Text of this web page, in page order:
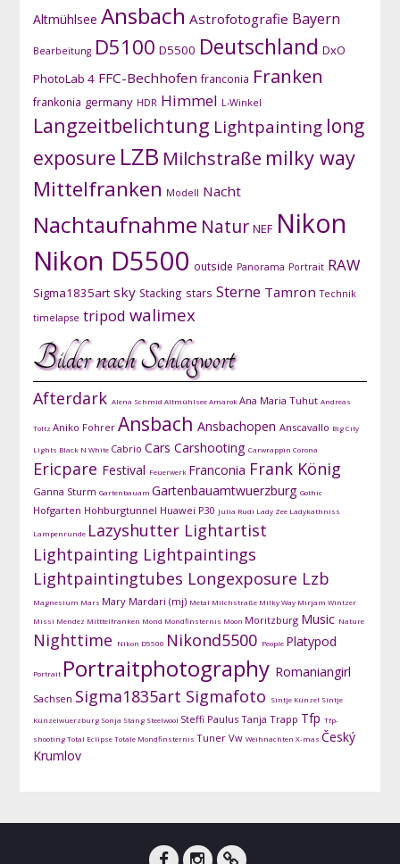
Altmühlsee Ansbach Astrofotografie Bayern
Bearbeitung D5100 D5500 Deutschland DxO
PhotoLab 4 FFC-Bechhofen franconia Franken
frankonia germany HDR Himmel L-Winkel
Langzeitbelichtung Lightpainting long
exposure LZB Milchstraße milky way
Mittelfranken Modell Nacht
Nachtaufnahme Natur NEF Nikon
Nikon D5500 outside Panorama Portrait RAW
Sigma1835art sky Stacking stars Sterne Tamron Technik
timelapse tripod walimex
Bilder nach Schlagwort
Afterdark Alena Schmid AltmühlseeAmarokAna Maria Tuhut Andreas
Toltz Aniko Fohrer Ansbach Ansbachopen Anscavallo Big City
Lights Black N White Cabrio Cars Carshooting Carwrappin Corona
Ericpare Festival Feuerwerk Franconia Frank König
Ganna Sturm Gartenbauam Gartenbauamtwuerzburg Gothic
Hofgarten Hohburgtunnel Huawei P30 Julia Rudi Lady Zee Ladykathniss
Lampenrunde Lazyshutter Lightartist
Lightpainting Lightpaintings
Lightpaintingtubes Longexposure Lzb
Magnesium Mars Mary Mardari (mj) Metal Milchstraße Milky Way Mirjam Wintzer
Missi Mendez Mitttelfranken Mond Mondfinsternis Moon Moritzburg Music Nature
Nighttime Nikon D5500 Nikond5500 People Platypod
Portrait Portraitphotography Romaniangirl
Sachsen Sigma1835art Sigmafoto Sintje Künzel Sintje
Künzelwuerzburg Sonja Stang Steelwool Steffi Paulus Tanja Trapp Tfp Tfp-
shootingTotal EclipseTotale Mondfinsternis Tuner Vw Weihnachten X-mas Český
Krumlov